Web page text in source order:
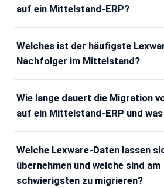
auf ein Mittelstand-ERP?
Welches ist der häufigste
Nachfolger im Mittelstand?
Wie lange dauert die Migration
auf ein Mittelstand-ERP und
Welche Lexware-Daten lassen
übernehmen und welche sind am
schwierigsten zu migrieren?